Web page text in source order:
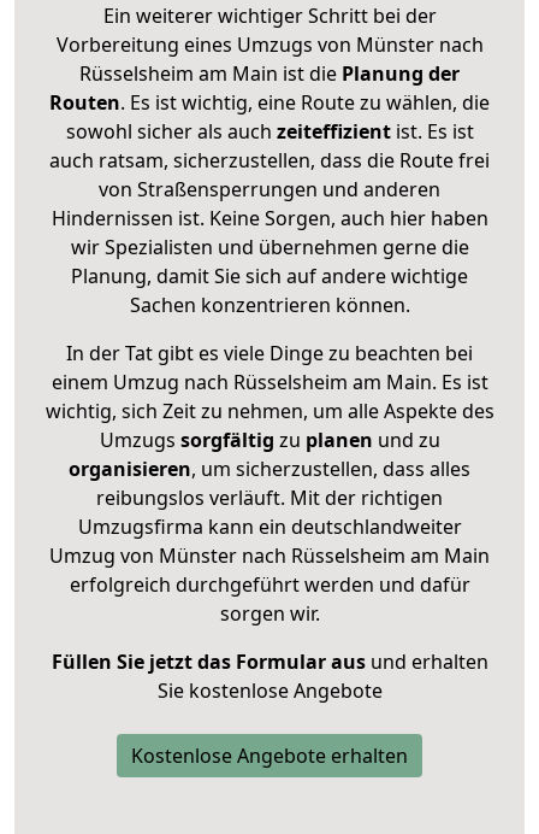
Ein weiterer wichtiger Schritt bei der
Vorbereitung eines Umzugs von Münster nach
Rüsselsheim am Main ist die Planung der
Routen. Es ist wichtig, eine Route zu wählen, die
sowohl sicher als auch zeiteffizientist. Es ist
auch ratsam, sicherzustellen, dass die Route frei
von Straßensperrungen und anderen
Hindernissen ist. Keine Sorgen, auch hier haben
wir Spezialisten und übernehmen gerne die
Planung, damit Sie sich auf andere wichtige
Sachen konzentrieren können.
In der Tat gibt es viele Dinge zu beachten bei
einem Umzug nach Rüsselsheim am Main. Es ist
wichtig, sich Zeit zu nehmen, um alle Aspekte des
Umzugs sorgfältig zu planen und zu
organisieren, um sicherzustellen, dass alles
reibungslos verläuft. Mit der richtigen
Umzugsfirma kann ein deutschlandweiter
Umzug von Münster nach Rüsselsheim am Main
erfolgreich durchgeführt werden und dafür
sorgen wir.
Füllen Sie jetzt das Formular ausund erhalten
Sie kostenlose Angebote
Kostenlose Angebote erhalten